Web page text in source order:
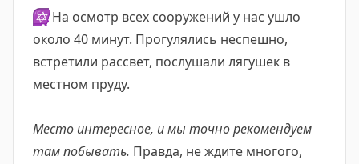
🔯На осмотр всех сооружений у нас ушло
около 40 минут. Прогулялись неспешно,
встретили рассвет, послушали лягушек в
местном пруду.
Место интересное, и мы точно рекомендуем
там побывать. Правда, не ждите многого,